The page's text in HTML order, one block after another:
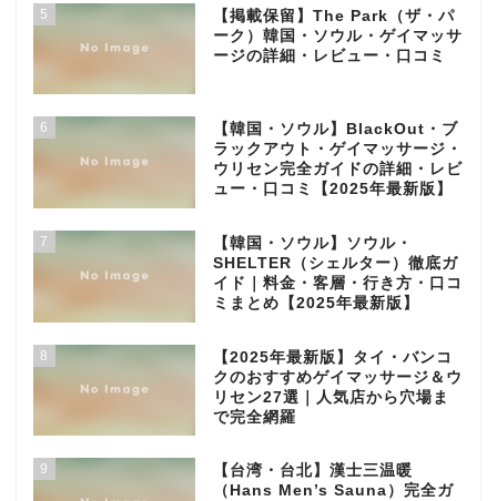
5
【掲載保留】The Park（ザ・パ
ーク）韓国・ソウル・ゲイマッサ
ージの詳細・レビュー・口コミ
6
【韓国・ソウル】BlackOut・ブ
ラックアウト・ゲイマッサージ・
ウリセン完全ガイドの詳細・レビ
ュー・口コミ【2025年最新版】
7
【韓国・ソウル】ソウル・
SHELTER（シェルター）徹底ガ
イド｜料金・客層・行き方・口コ
ミまとめ【2025年最新版】
8
【2025年最新版】タイ・バンコ
クのおすすめゲイマッサージ＆ウ
リセン27選｜人気店から穴場ま
で完全網羅
9
【台湾・台北】漢士三温暖
（Hans Men’s Sauna）完全ガ